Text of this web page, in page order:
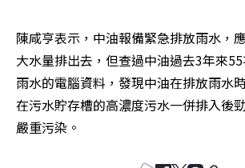
陳咸亨表示，中油報備緊急排放雨水，
大水量排出去，但查過中油過去3年來
雨水的電腦資料，發現中油在排放雨水
在污水貯存槽的高濃度污水一併排入後
嚴重污染。